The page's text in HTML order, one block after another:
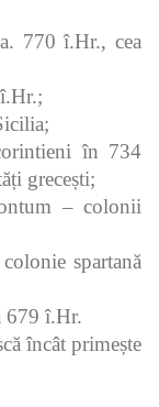
770 î.Hr., cea
în 734
grecești;
– colonii
spartană
679 î.Hr.
încât primește